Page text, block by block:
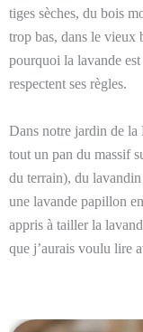
tiges sèches, du bois
trop bas, dans le vieux
pourquoi la lavande
respectent ses règles.
Dans notre jardin de la
tout un pan du massif
du terrain), du lavandin
une lavande papillon
appris à tailler la
que j’aurais voulu lire